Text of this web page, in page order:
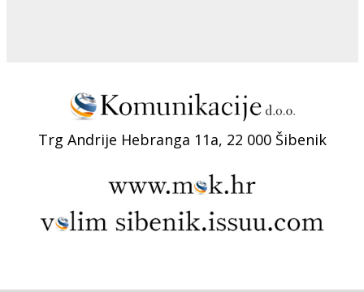
Trg Andrije Hebranga 11a, 22 000 Šibenik